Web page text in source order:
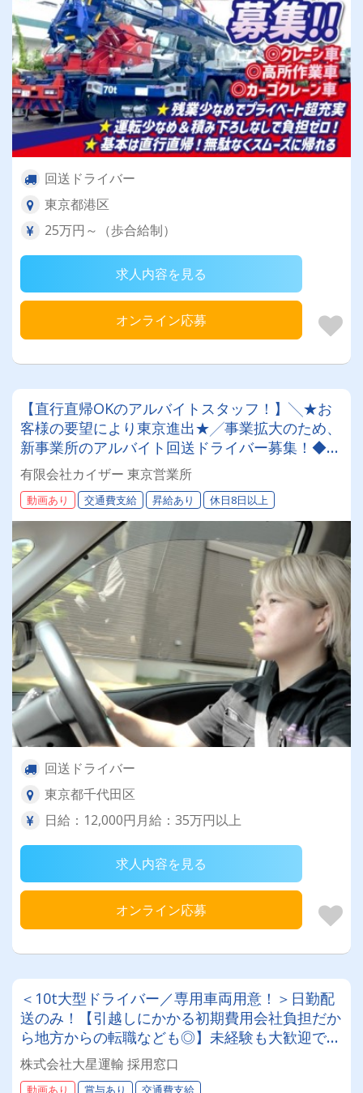
回送ドライバー
東京都港区
25万円～（歩合給制）
求人内容を見る
オンライン応募
【直行直帰OKのアルバイトスタッフ！】╲★お
客様の要望により東京進出★╱事業拡大のため、
新事業所のアルバイト回送ドライバー募集！◆丁
寧なレクチャーで、未経験でも安心スタート！無
理の無い運行管理で、働きやすさ抜群！
有限会社カイザー 東京営業所
動画あり 交通費支給 昇給あり 休日8日以上
回送ドライバー
東京都千代田区
日給：12,000円月給：35万円以上
求人内容を見る
オンライン応募
＜10t大型ドライバー／専用車両用意！＞日勤配
送のみ！【引越しにかかる初期費用会社負担だか
ら地方からの転職なども◎】未経験も大歓迎です
◎20～50代が活躍中！女性ドライバーも現役で
活躍中！大手取引先が多数なので、長期安定して
株式会社大星運輸 採用窓口
動画あり 賞与あり 交通費支給